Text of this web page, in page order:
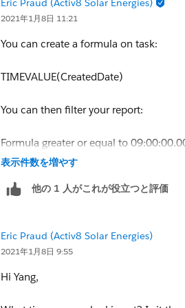
Eric Praud (Activ8 Solar Energies)
2021年1月8日 11:21
You can create a formula on task:
TIMEVALUE(CreatedDate)
You can then filter your report:
Formula greater or equal to
表示件数を増やす
他の 1 人がこれが役立つと評価
Eric Praud (Activ8 Solar Energies)
2021年1月8日 9:55
Hi Yang,